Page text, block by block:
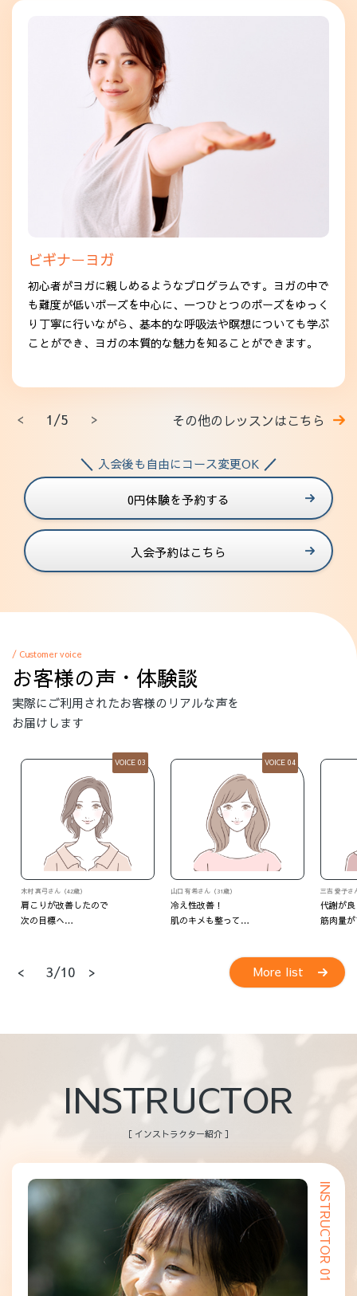
ビギナーヨガ
初心者がヨガに親しめるようなプログラムです。ヨガの中で
も難度が低いポーズを中心に、一つひとつのポーズをゆっく
り丁寧に行いながら、基本的な呼吸法や瞑想についても学ぶ
ことができ、ヨガの本質的な魅力を知ることができます。
1/5 その他のレッスンはこちら
入会後も自由にコース変更OK
0円体験を予約する
入会予約はこちら
/ Customer voice
お客様の声・体験談
実際にご利用されたお客様のリアルな声を
お届けします
VOICE 04
山口 有希さん（31歳）
冷え性改善！
肌のキメも整って…
VOICE 05
三吉 愛子さん（37歳）
代謝が良くなって
筋肉量がアップ！
M・Oさん
いつの
4/10
< > More list
INSTRUCTOR
［ インストラクター紹介 ］
INSTRUCTOR 01